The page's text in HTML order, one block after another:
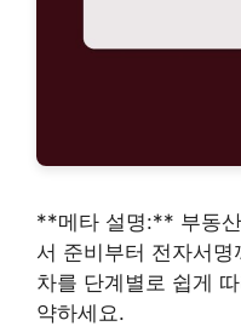
**메타 설명:** 부동
서 준비부터 전자서
차를 단계별로 쉽게
약하세요.